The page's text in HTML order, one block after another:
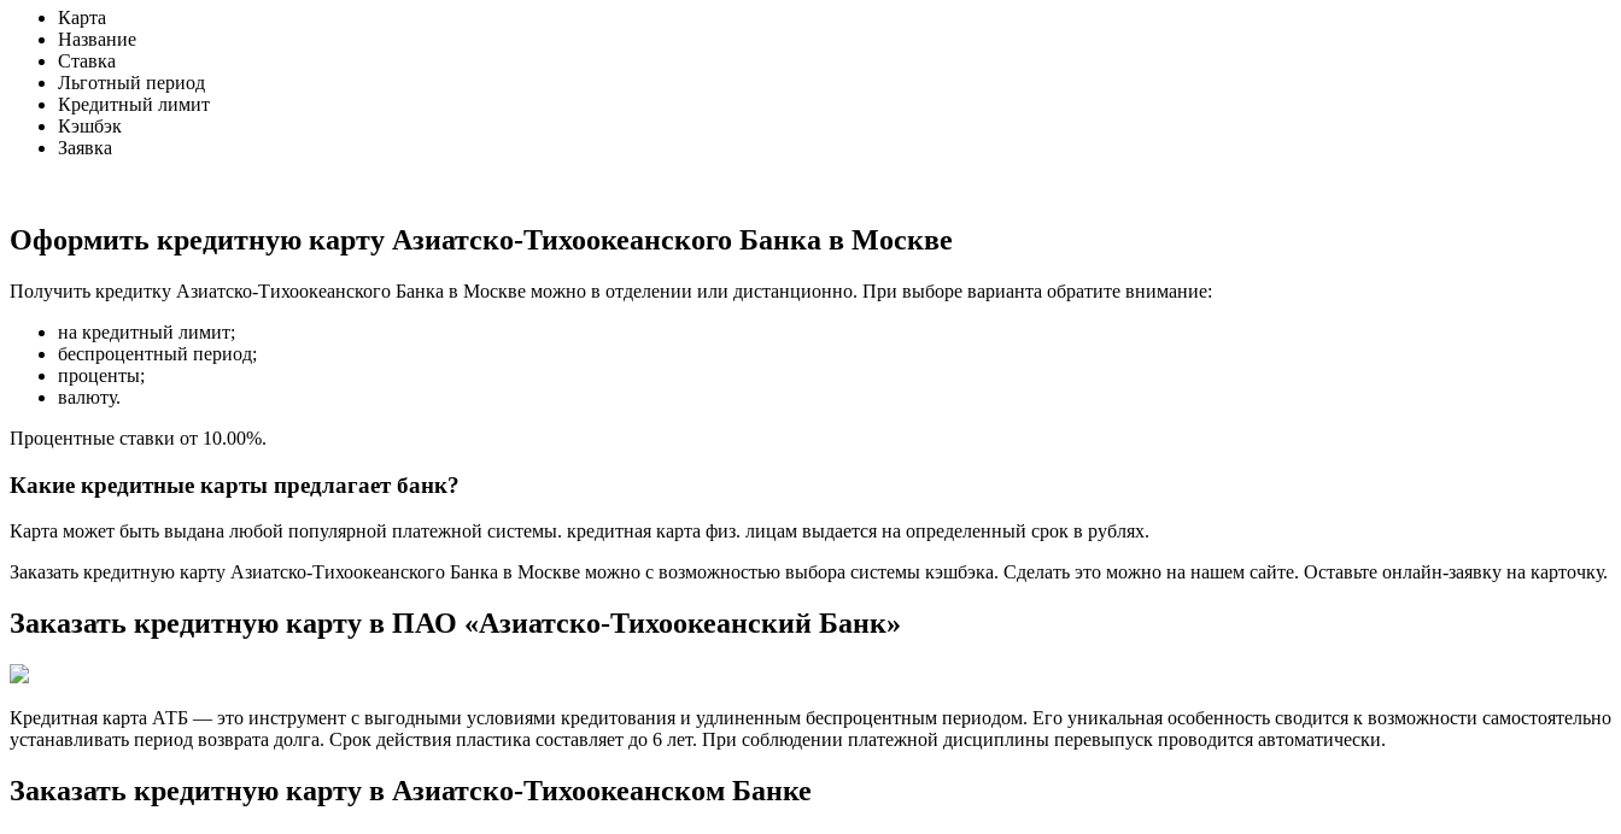
Карта
Название
Ставка
Льготный период
Кредитный лимит
Кэшбэк
Заявка
Оформить кредитную карту Азиатско-Тихоокеанского Банка в Москве
Получить кредитку Азиатско-Тихоокеанского Банка в Москве можно в отделении или дистанционно. При выборе варианта обратите внимание:
на кредитный лимит;
беспроцентный период;
проценты;
валюту.
Процентные ставки от 10.00%.
Какие кредитные карты предлагает банк?
Карта может быть выдана любой популярной платежной системы. кредитная карта физ. лицам выдается на определенный срок в рублях.
Заказать кредитную карту Азиатско-Тихоокеанского Банка в Москве можно с возможностью выбора системы кэшбэка. Сделать это можно на нашем сайте. Оставьте онлайн-заявку на карточку.
Заказать кредитную карту в ПАО «Азиатско-Тихоокеанский Банк»
Кредитная карта АТБ — это инструмент с выгодными условиями кредитования и удлиненным беспроцентным периодом. Его уникальная особенность сводится к возможности самостоятельно
устанавливать период возврата долга. Срок действия пластика составляет до 6 лет. При соблюдении платежной дисциплины перевыпуск проводится автоматически.
Заказать кредитную карту в Азиатско-Тихоокеанском Банке